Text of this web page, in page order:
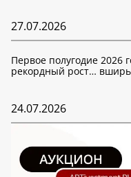
27.07.2026
Первое полугодие 2026
рекордный рост… вширь
24.07.2026